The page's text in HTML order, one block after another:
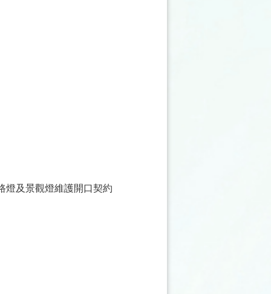
燈及景觀燈維護開口契約